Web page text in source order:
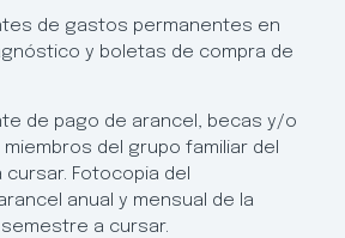
de gastos permanentes en
y boletas de compra de
pago de arancel, becas y/o
del grupo familiar del
Fotocopia del
anual y mensual de la
a cursar.